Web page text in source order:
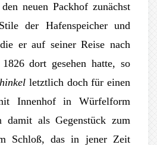
neuen Packhof zunächst
der Hafenspeicher und
er auf seiner Reise nach
dort gesehen hatte, so
letztlich doch für einen
Innenhof in Würfelform
damit als Gegenstück zum
Schloß, das in jener Zeit